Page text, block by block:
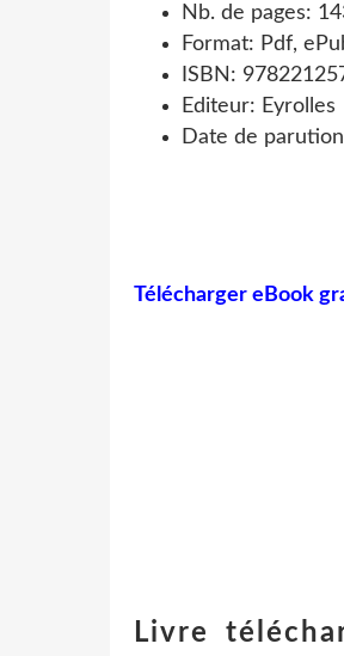
Nb. de pages:
Format: Pdf,
ISBN:
Editeur: Eyrolles
Date de
Télécharger eBook
Livre